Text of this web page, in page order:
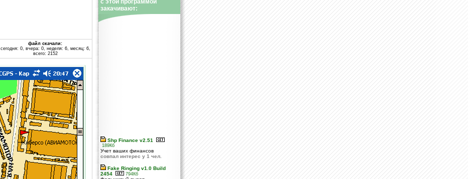
файл скачали:
сегодня: 0, вчера: 0, неделя: 6, месяц: 6,
всего: 2152
с этой программой
закачивают:
Shp Finance v2.51
189Кб
Учет ваших финансов
совпал интерес у 1 чел.
Fake Ringing v1.0 Build
2454
794Кб